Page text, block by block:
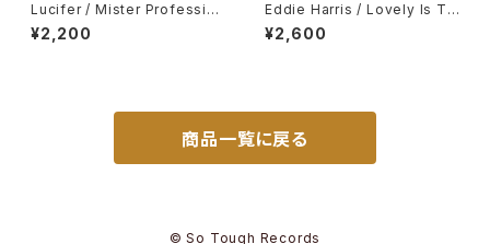
Lucifer / Mister Profession
al, I Can See The Sun In La
te December
¥2,200
Eddie Harris / Lovely Is To
day, Deodato / September
13
¥2,600
商品一覧に戻る
© So Tough Records